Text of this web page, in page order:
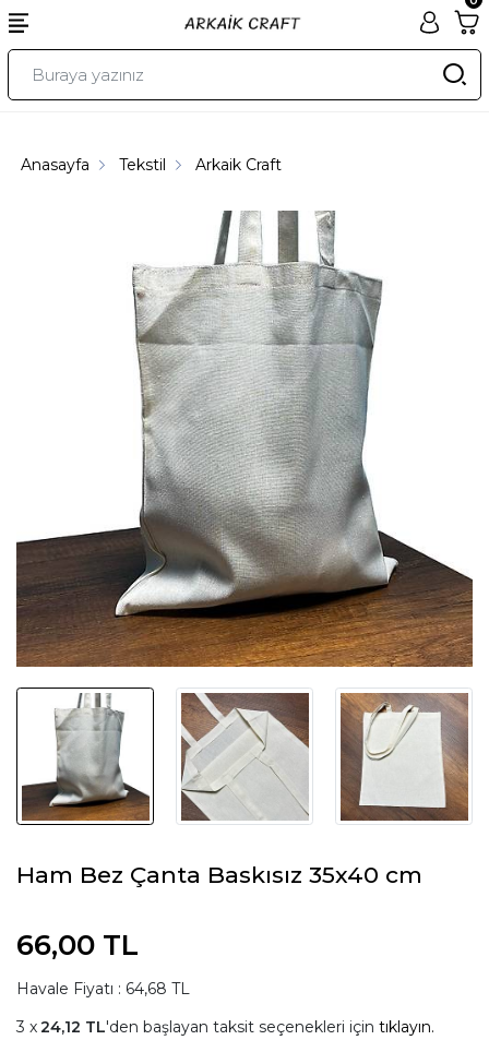
Anasayfa Tekstil Arkaik Craft
Ham Bez Çanta Baskısız 35x40 cm
66,00 TL
Havale Fiyatı : 64,68 TL
24,12 TL'den başlayan taksit seçenekleri için tıklayın.